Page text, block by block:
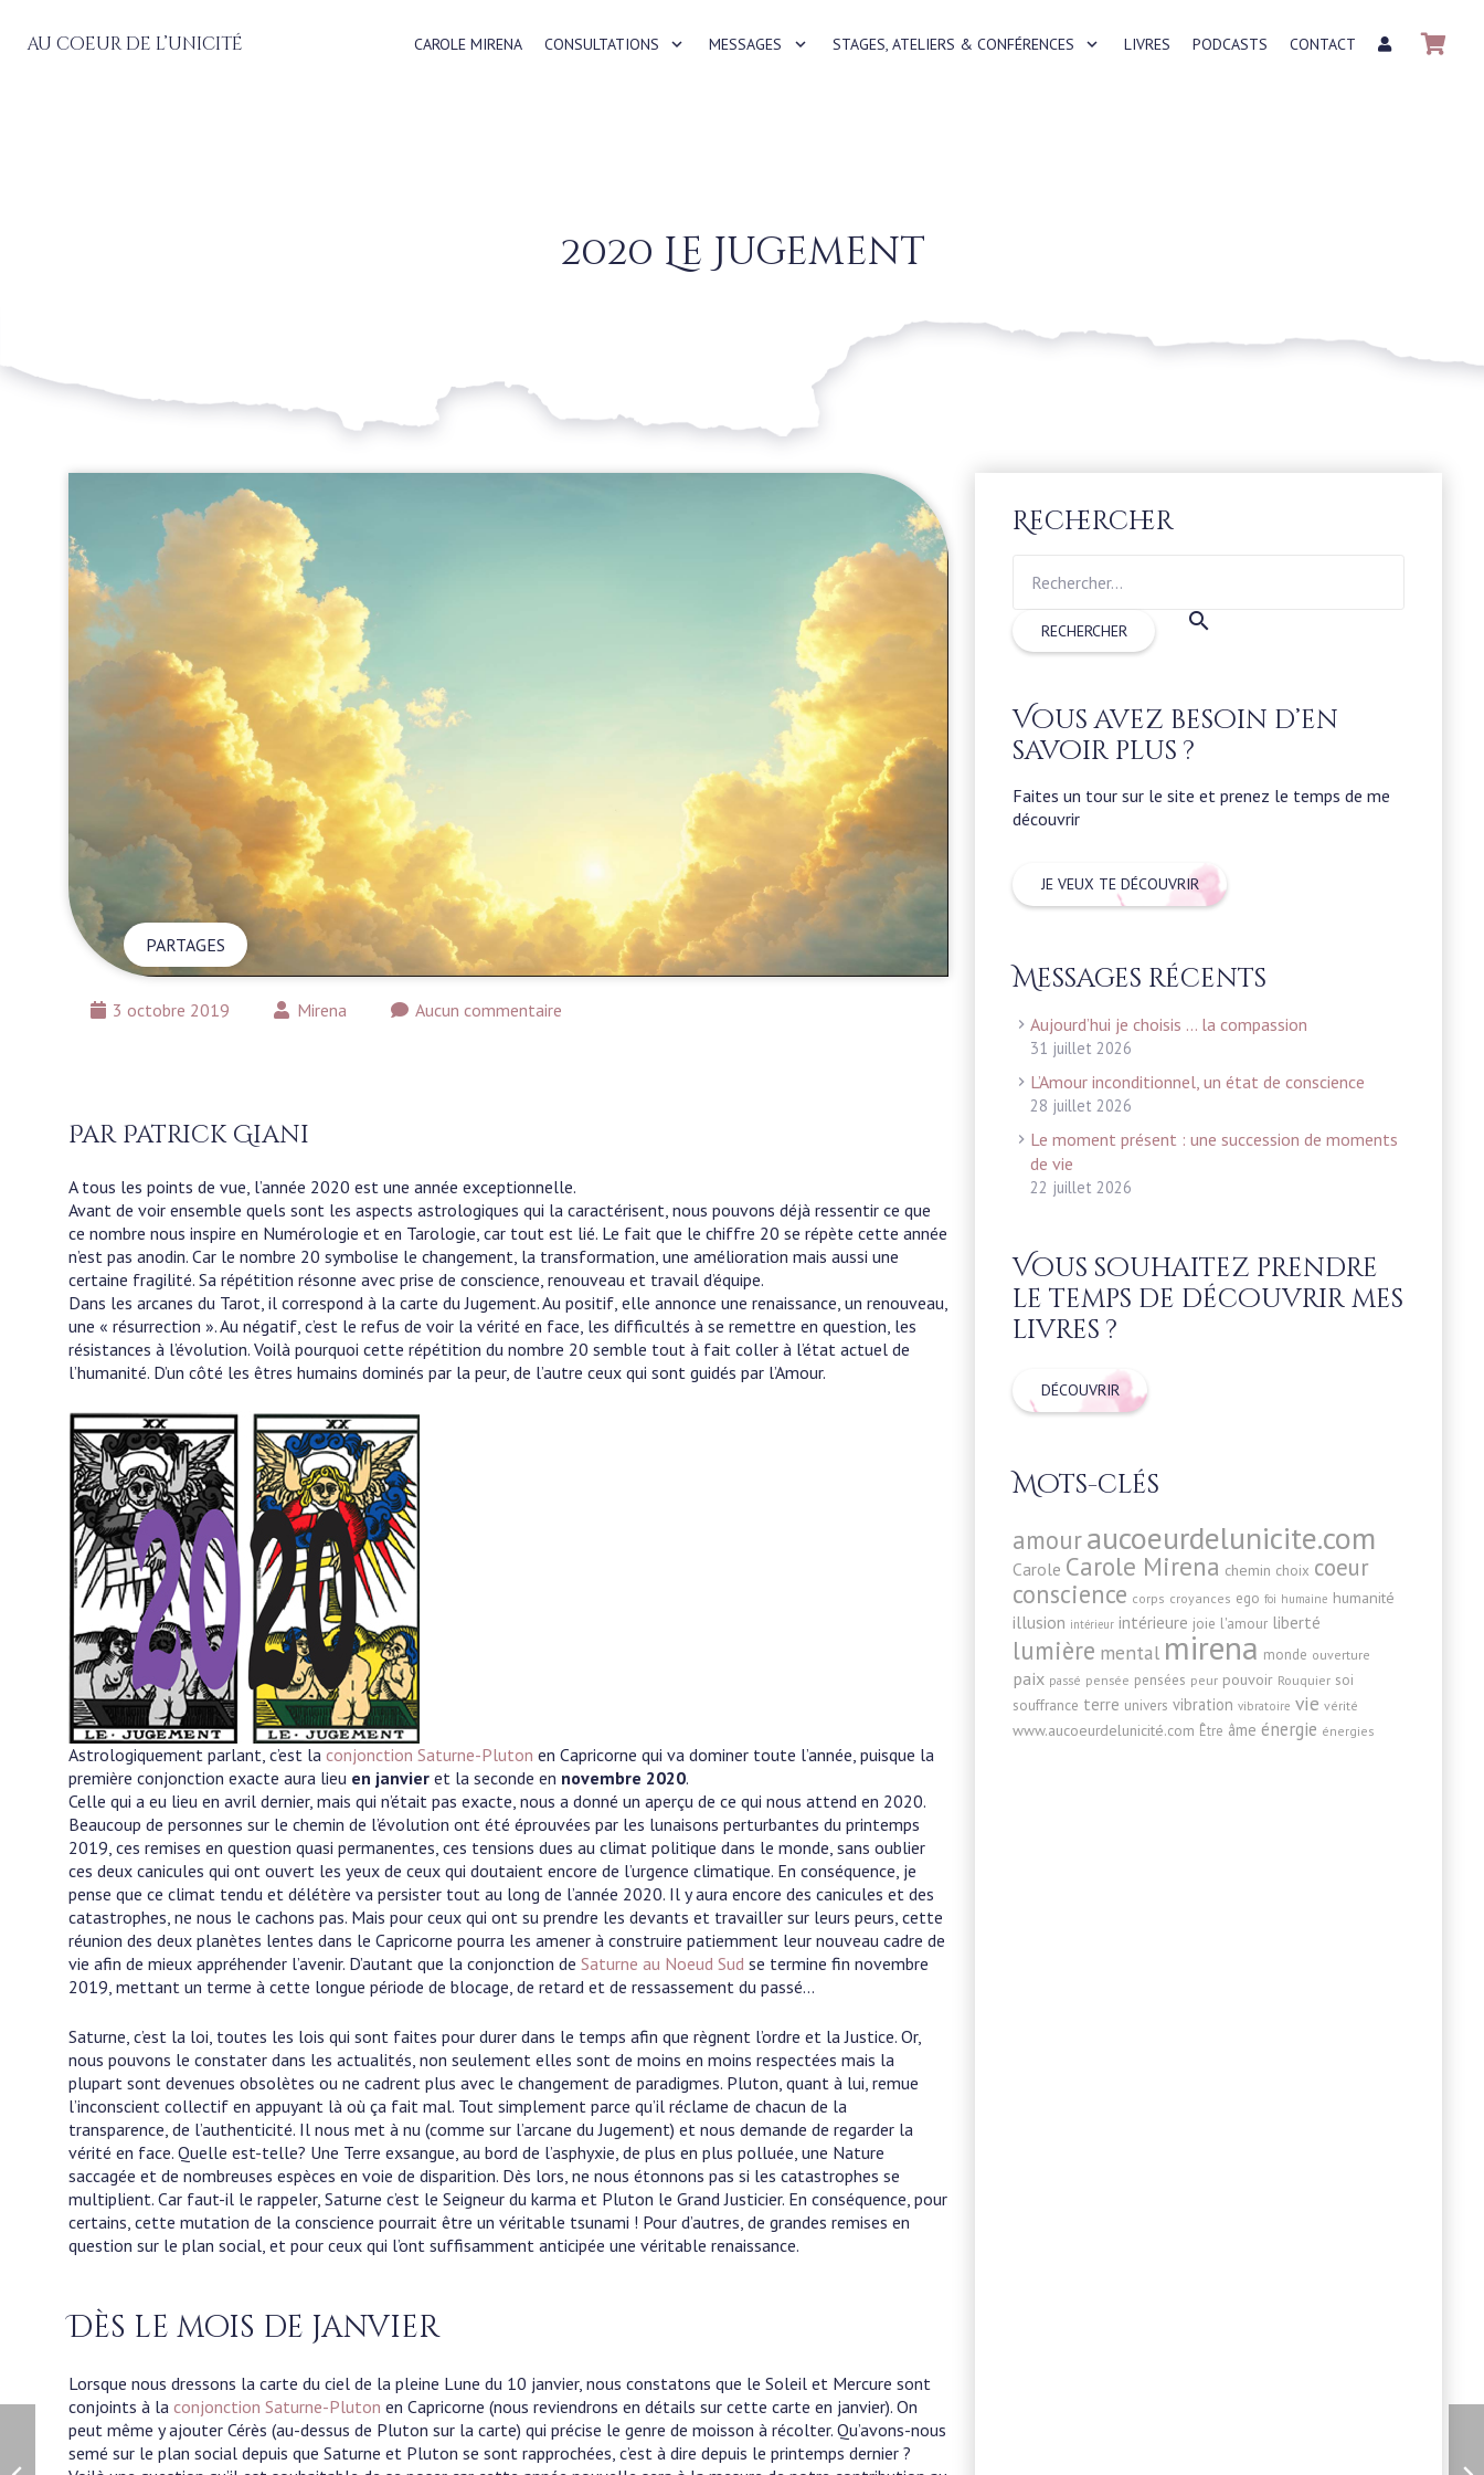
au coeur de l’unicité CAROLE MIRENA CONSULTATIONS MESSAGES STAGES, ATELIERS & CONFÉRENCES LIVRES PODCASTS CONTACT
2020 Le Jugement
3 octobre 2019 Mirena Aucun commentaire
PARTAGES
Par Patrick Giani
A tous les points de vue, l’année 2020 est une année exceptionnelle.
Avant de voir ensemble quels sont les aspects astrologiques qui la caractérisent, nous pouvons déjà ressentir ce que
ce nombre nous inspire en Numérologie et en Tarologie, car tout est lié. Le fait que le chiffre 20 se répète cette année
n’est pas anodin. Car le nombre 20 symbolise le changement, la transformation, une amélioration mais aussi une
certaine fragilité. Sa répétition résonne avec prise de conscience, renouveau et travail d’équipe.
Dans les arcanes du Tarot, il correspond à la carte du Jugement. Au positif, elle annonce une renaissance, un renouveau,
une « résurrection ». Au négatif, c’est le refus de voir la vérité en face, les difficultés à se remettre en question, les
résistances à l’évolution. Voilà pourquoi cette répétition du nombre 20 semble tout à fait coller à l’état actuel de
l’humanité. D’un côté les êtres humains dominés par la peur, de l’autre ceux qui sont guidés par l’Amour.
Astrologiquement parlant, c’est la conjonction Saturne-Pluton en Capricorne qui va dominer toute l’année, puisque la
première conjonction exacte aura lieu en janvier et la seconde en novembre 2020.
Celle qui a eu lieu en avril dernier, mais qui n’était pas exacte, nous a donné un aperçu de ce qui nous attend en 2020.
Beaucoup de personnes sur le chemin de l’évolution ont été éprouvées par les lunaisons perturbantes du printemps
2019, ces remises en question quasi permanentes, ces tensions dues au climat politique dans le monde, sans oublier
ces deux canicules qui ont ouvert les yeux de ceux qui doutaient encore de l’urgence climatique. En conséquence, je
pense que ce climat tendu et délétère va persister tout au long de l’année 2020. Il y aura encore des canicules et des
catastrophes, ne nous le cachons pas. Mais pour ceux qui ont su prendre les devants et travailler sur leurs peurs, cette
réunion des deux planètes lentes dans le Capricorne pourra les amener à construire patiemment leur nouveau cadre de
vie afin de mieux appréhender l’avenir. D’autant que la conjonction de Saturne au Noeud Sud se termine fin novembre
2019, mettant un terme à cette longue période de blocage, de retard et de ressassement du passé…
Saturne, c’est la loi, toutes les lois qui sont faites pour durer dans le temps afin que règnent l’ordre et la Justice. Or,
nous pouvons le constater dans les actualités, non seulement elles sont de moins en moins respectées mais la
plupart sont devenues obsolètes ou ne cadrent plus avec le changement de paradigmes. Pluton, quant à lui, remue
l’inconscient collectif en appuyant là où ça fait mal. Tout simplement parce qu’il réclame de chacun de la
transparence, de l’authenticité. Il nous met à nu (comme sur l’arcane du Jugement) et nous demande de regarder la
vérité en face. Quelle est-telle? Une Terre exsangue, au bord de l’asphyxie, de plus en plus polluée, une Nature
saccagée et de nombreuses espèces en voie de disparition. Dès lors, ne nous étonnons pas si les catastrophes se
multiplient. Car faut-il le rappeler, Saturne c’est le Seigneur du karma et Pluton le Grand Justicier. En conséquence, pour
certains, cette mutation de la conscience pourrait être un véritable tsunami ! Pour d’autres, de grandes remises en
question sur le plan social, et pour ceux qui l’ont suffisamment anticipée une véritable renaissance.
Dès le mois de janvier
Lorsque nous dressons la carte du ciel de la pleine Lune du 10 janvier, nous constatons que le Soleil et Mercure sont
conjoints à la conjonction Saturne-Pluton en Capricorne (nous reviendrons en détails sur cette carte en janvier). On
peut même y ajouter Cérès (au-dessus de Pluton sur la carte) qui précise le genre de moisson à récolter. Qu’avons-nous
semé sur le plan social depuis que Saturne et Pluton se sont rapprochées, c’est à dire depuis le printemps dernier ?
Rechercher
Vous avez besoin d’en
savoir plus ?
Faites un tour sur le site et prenez le temps de me
découvrir
JE VEUX TE DÉCOUVRIR
Messages récents
Aujourd’hui je choisis … la compassion
31 juillet 2026
L’Amour inconditionnel, un état de conscience
28 juillet 2026
Le moment présent : une succession de moments
de vie
22 juillet 2026
Vous souhaitez prendre
le temps de découvrir mes
livres ?
DÉCOUVRIR
Mots-clés
amouraucoeurdelunicite.com
Carole Carole Mirena chemin choix coeur
conscience corps croyances ego foi humaine humanité
illusion intérieur intérieure joie l'amour liberté
lumière mental mirena monde ouverture
paix passé pensée pensées peur pouvoir Rouquier soi
souffrance terre univers vibration vibratoire vie vérité
www.aucoeurdelunicité.com Être âme énergie énergies